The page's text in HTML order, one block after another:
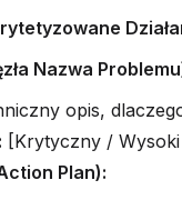
Nazwa
opis,
[Krytyczny /
Plan):